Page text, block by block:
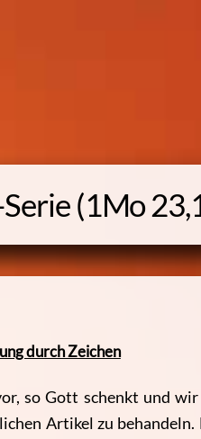
Serie (1Mo
durch Zeichen
so Gott schenkt und
Artikel zu